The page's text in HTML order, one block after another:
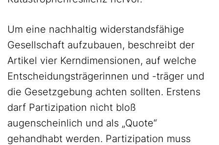
Um eine nachhaltig widerstandsfähige
Gesellschaft aufzubauen, beschreibt der
Artikel vier Kerndimensionen, auf welche
Entscheidungsträgerinnen und -träger und
die Gesetzgebung achten sollten. Erstens
darf Partizipation nicht bloß
augenscheinlich und als „Quote“
gehandhabt werden. Partizipation muss